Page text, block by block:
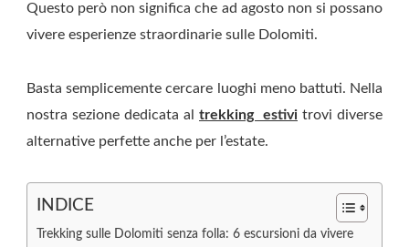
Questo però non significa che ad agosto non si possano
vivere esperienze straordinarie sulle Dolomiti.
Basta semplicemente cercare luoghi meno battuti. Nella
nostra sezione dedicata al trekking estivi trovi diverse
alternative perfette anche per l’estate.
INDICE
Trekking sulle Dolomiti senza folla: 6 escursioni da vivere